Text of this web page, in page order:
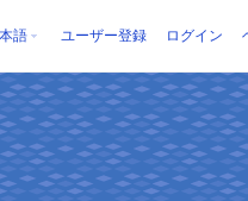
語 ユーザー登録 ログイン